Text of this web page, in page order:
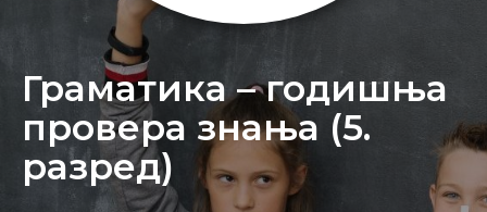
Граматика – годишња
провера знања (5.
разред)